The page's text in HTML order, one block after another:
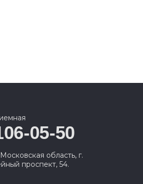
05-50
область, г.
проспект, 54.